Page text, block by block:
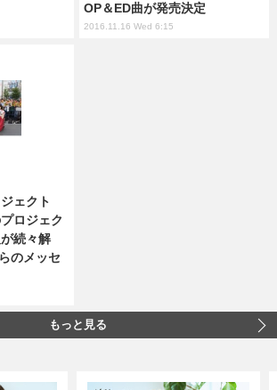
OP＆ED曲が発売決定
2016.11.16 Wed 6:15
ェクト
ロジェク
続々解
のメッセ
もっと見る